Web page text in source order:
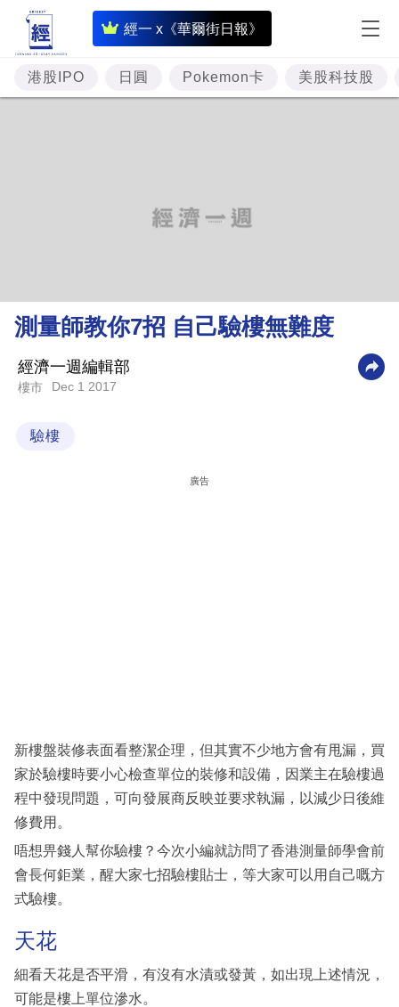
經一 x《華爾街日報》
即
時
財
經
理
財
商
業
閱
專
區
港股IPO 日圓 Pokemon卡 美股科技股
測量師教你7招 自己驗樓無難度
經濟一週編輯部
樓市 Dec 1 2017
驗樓
廣告
新樓盤裝修表面看整潔企理，但其實不少地方會有甩漏，買
家於驗樓時要小心檢查單位的裝修和設備，因業主在驗樓過
程中發現問題，可向發展商反映並要求執漏，以減少日後維
修費用。
唔想畀錢人幫你驗樓？今次小編就訪問了香港測量師學會前
會長何鉅業，醒大家七招驗樓貼士，等大家可以用自己嘅方
式驗樓。
天花
細看天花是否平滑，有沒有水漬或發黃，如出現上述情況，
可能是樓上單位滲水。